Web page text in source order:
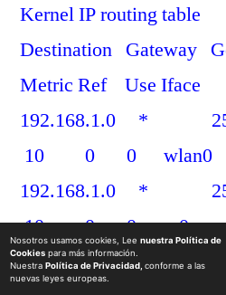
Kernel IP routing table
Destination Gateway
Metric Ref Use Iface
192.168.1.0 *
10 0 0 wlan0
192.168.1.0 *
10 0 0 ra0
default
Nosotros usamos cookies, Lee nuestra Política de
Cookies para más información.
Nuestra Política de Privacidad, conforme a las
nuevas leyes europeas.